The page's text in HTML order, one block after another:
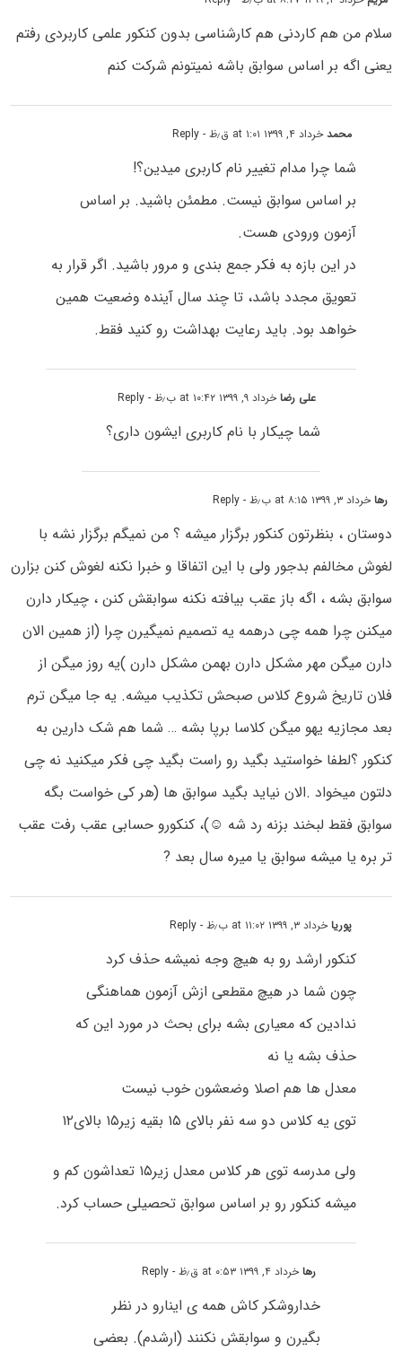
سلام من هم کاردنی هم کارشناسی بدون کنکور علمی کاربردی رفتم
یعنی اگه بر اساس سوابق باشه نمیتونم شرکت کنم
محمدخرداد ۴, ۱۳۹۹ at ۱:۰۱ ق٫ظ - Reply
شما چرا مدام تغییر نام کاربری میدین؟!
بر اساس سوابق نیست. مطمئن باشید. بر اساس
آزمون ورودی هست.
در این بازه به فکر جمع بندی و مرور باشید. اگر قرار به
تعویق مجدد باشد، تا چند سال آینده وضعیت همین
خواهد بود. باید رعایت بهداشت رو کنید فقط.
علی رضاخرداد ۹, ۱۳۹۹ at ۱۰:۴۲ ب٫ظ - Reply
شما چیکار با نام کاربری ایشون داری؟
رهاخرداد ۳, ۱۳۹۹ at ۸:۱۵ ب٫ظ - Reply
دوستان ، بنظرتون کنکور برگزار میشه ؟ من نمیگم برگزار نشه با
لغوش مخالفم بدجور ولی با این اتفاقا و خبرا نکنه لغوش کنن بزارن
سوابق بشه ، اگه باز عقب بیافته نکنه سوابقش کنن ، چیکار دارن
میکنن چرا همه چی درهمه یه تصمیم نمیگیرن چرا (از همین الان
دارن میگن مهر مشکل دارن بهمن مشکل دارن )یه روز میگن از
فلان تاریخ شروع کلاس صبحش تکذیب میشه. یه جا میگن ترم
بعد مجازیه یهو میگن کلاسا برپا بشه … شما هم شک دارین به
کنکور ؟لطفا خواستید بگید رو راست بگید چی فکر میکنید نه چی
دلتون میخواد .الان نیاید بگید سوابق ها (هر کی خواست بگه
سوابق فقط لبخند بزنه رد شه ⁦☺️⁩)، کنکورو حسابی عقب رفت عقب
تر بره یا میشه سوابق یا میره سال بعد ?
پوریاخرداد ۳, ۱۳۹۹ at ۱۱:۰۲ ب٫ظ - Reply
کنکور ارشد رو به هیچ وجه نمیشه حذف کرد
چون شما در هیچ مقطعی ازش آزمون هماهنگی
ندادین که معیاری بشه برای بحث در مورد این که
حذف بشه یا نه
معدل ها هم اصلا وضعشون خوب نیست
توی یه کلاس دو سه نفر بالای ۱۵ بقیه زیر۱۵ بالای۱۲
ولی مدرسه توی هر کلاس معدل زیر۱۵ تعداشون کم و
میشه کنکور رو بر اساس سوابق تحصیلی حساب کرد.
رهاخرداد ۴, ۱۳۹۹ at ۰:۵۳ ق٫ظ - Reply
خداروشکر کاش همه ی اینارو در نظر
بگیرن و سوابقش نکنند (ارشدم). بعضی